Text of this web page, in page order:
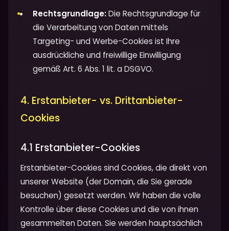
Rechtsgrundlage:Die Rechtsgrundlage für
die Verarbeitung von Daten mittels
Targeting- und Werbe-Cookies ist Ihre
ausdrückliche und freiwillige Einwilligung
gemäß Art. 6 Abs. 1 lit. a DSGVO.
4. Erstanbieter- vs. Drittanbieter-
Cookies
4.1 Erstanbieter-Cookies
Erstanbieter-Cookies sind Cookies, die direkt von
unserer Website (der Domain, die Sie gerade
besuchen) gesetzt werden. Wir haben die volle
Kontrolle über diese Cookies und die von ihnen
gesammelten Daten. Sie werden hauptsächlich